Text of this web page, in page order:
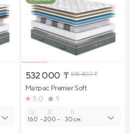
532 000 ₸ 818 400₸
Матрас Premier Soft
5.0
9
160 -
Д.
200 -
В.
30 см.